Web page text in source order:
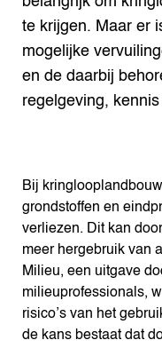
te krijgen. Maar er
mogelijke
en de daarbij
regelgeving,
Bij
grondstoffen en
verliezen. Dit kan
meer hergebruik van
Milieu, een uitgave
milieuprofessionals,
risico’s van het
de kans bestaat dat